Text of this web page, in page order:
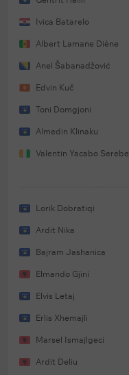
Ivica Batarelo
Albert Lamane Diène
Anel Šabanadžović
Edvin Kuč
Toni Domgjoni
Almedin Klinaku
Valentin Yacabo Serebe
Lorik Dobratiqi
Ardit Nika
Bajram Jashanica
Elmando Gjini
Elvis Letaj
Erlis Xhemajli
Marsel Ismajlgeci
Ardit Deliu